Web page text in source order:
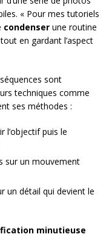
« Pour mes tutoriels
condenser une routine
en gardant l’aspect
sont
techniques comme
ses méthodes :
l’objectif puis le
sur un mouvement
un détail qui devient le
minutieuse